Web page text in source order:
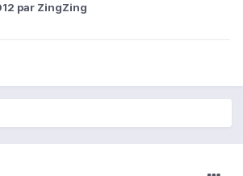
par ZingZing